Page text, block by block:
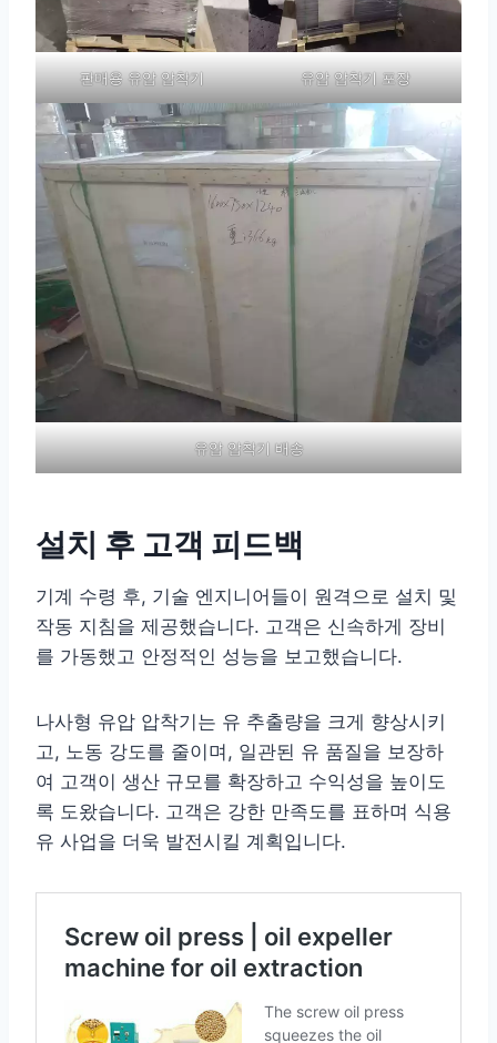
판매용 유압 압착기 유압 압착기 포장
유압 압착기 배송
설치 후 고객 피드백
기계 수령 후, 기술 엔지니어들이 원격으로 설치 및
작동 지침을 제공했습니다. 고객은 신속하게 장비
를 가동했고 안정적인 성능을 보고했습니다.
나사형 유압 압착기는 유 추출량을 크게 향상시키
고, 노동 강도를 줄이며, 일관된 유 품질을 보장하
여 고객이 생산 규모를 확장하고 수익성을 높이도
록 도왔습니다. 고객은 강한 만족도를 표하며 식용
유 사업을 더욱 발전시킬 계획입니다.